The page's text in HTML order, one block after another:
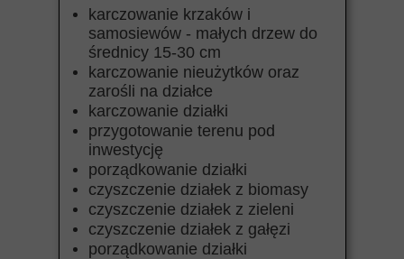
karczowanie krzaków i
samosiewów - małych drzew do
średnicy 15-30 cm
karczowanie nieużytków oraz
zarośli na działce
karczowanie działki
przygotowanie terenu pod
inwestycję
porządkowanie działki
czyszczenie działek z biomasy
czyszczenie działek z zieleni
czyszczenie działek z gałęzi
porządkowanie działki